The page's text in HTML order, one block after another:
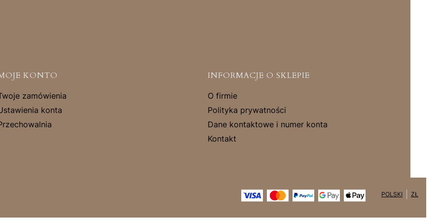
KONTO
zamówienia
konta
INFORMACJE O SKLEPIE
O firmie
Polityka prywatności
Dane kontaktowe i numer konta
Kontakt
POLSKI ZŁ